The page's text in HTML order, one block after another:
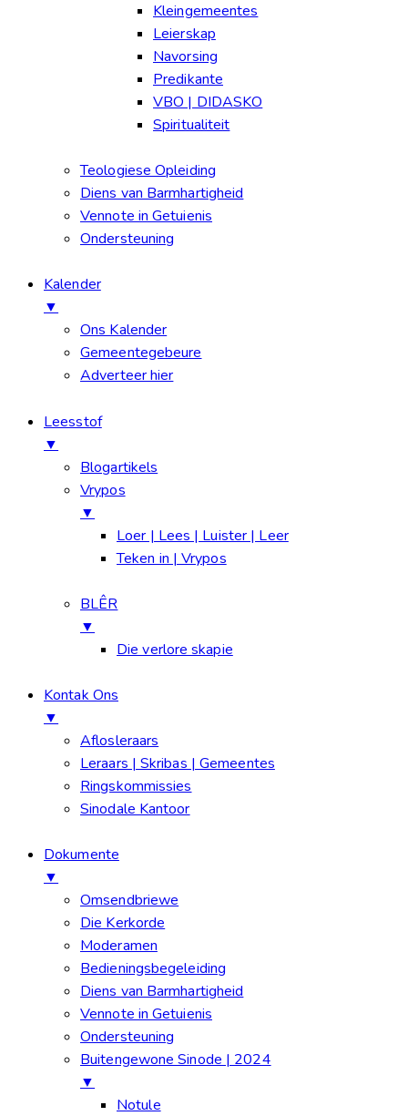
Kleingemeentes
Leierskap
Navorsing
Predikante
VBO | DIDASKO
Spiritualiteit
Teologiese Opleiding
Diens van Barmhartigheid
Vennote in Getuienis
Ondersteuning
Kalender
▼
Ons Kalender
Gemeentegebeure
Adverteer hier
Leesstof
▼
Blogartikels
Vrypos
▼
Loer | Lees | Luister | Leer
Teken in | Vrypos
BLÊR
▼
Die verlore skapie
Kontak Ons
▼
Aflosleraars
Leraars | Skribas | Gemeentes
Ringskommissies
Sinodale Kantoor
Dokumente
▼
Omsendbriewe
Die Kerkorde
Moderamen
Bedieningsbegeleiding
Diens van Barmhartigheid
Vennote in Getuienis
Ondersteuning
Buitengewone Sinode | 2024
▼
Notule